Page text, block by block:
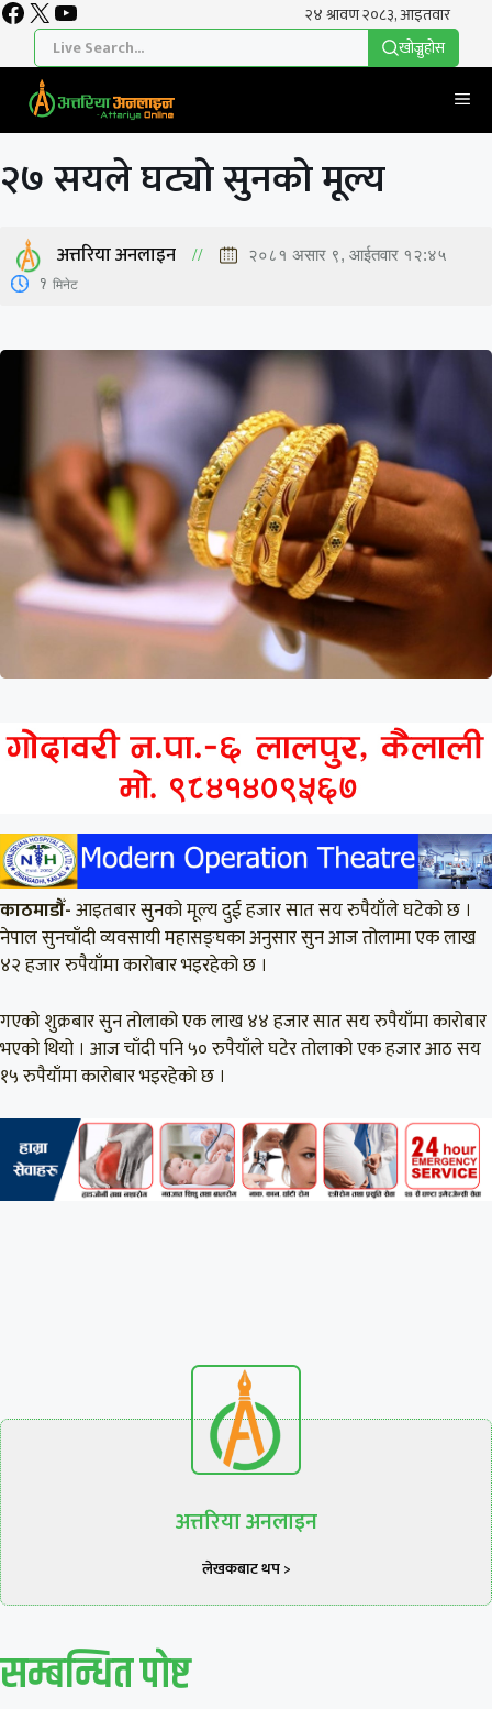
Skip
content
Facebook
X YouTube
खाेज्नुहाेस
२७ सयले घट्यो सुनको मूल्य
अत्तरिया अनलाइन २०८१ असार ९, आईतवार १२:४५
1 मिनेट
काठमाडौँ-आइतबार सुनको मूल्य दुई हजार सात सय रुपैयाँले घटेको छ ।
नेपाल सुनचाँदी व्यवसायी महासङ्घका अनुसार सुन आज तोलामा एक लाख
४२ हजार रुपैयाँमा कारोबार भइरहेको छ ।
गएको शुक्रबार सुन तोलाको एक लाख ४४ हजार सात सय रुपैयाँमा कारोबार
भएको थियो । आज चाँदी पनि ५० रुपैयाँले घटेर तोलाको एक हजार आठ सय
१५ रुपैयाँमा कारोबार भइरहेको छ ।
अत्तरिया अनलाइन
लेखकबाट थप >
सम्बन्धित पाेष्ट